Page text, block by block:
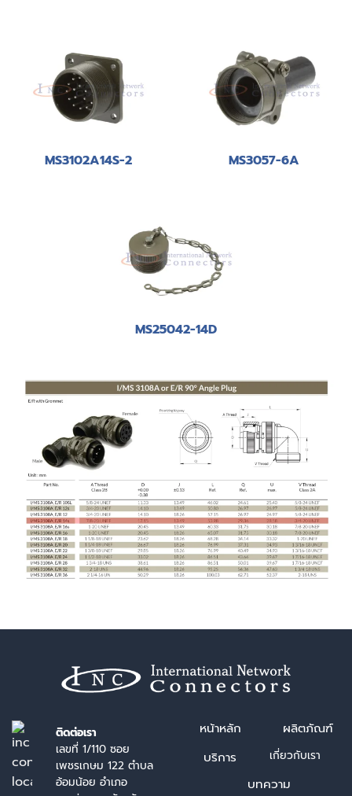
MS3102A14S-2 MS3057-6A
MS25042-14D
ติดต่อเรา
เลขที่ 1/110 ซอย
เพชรเกษม 122 ตำบล
อ้อมน้อย อำเภอ
หน้าหลัก
ผลิตภัณฑ์
บริการ
เกี่ยวกับเรา
บทความ